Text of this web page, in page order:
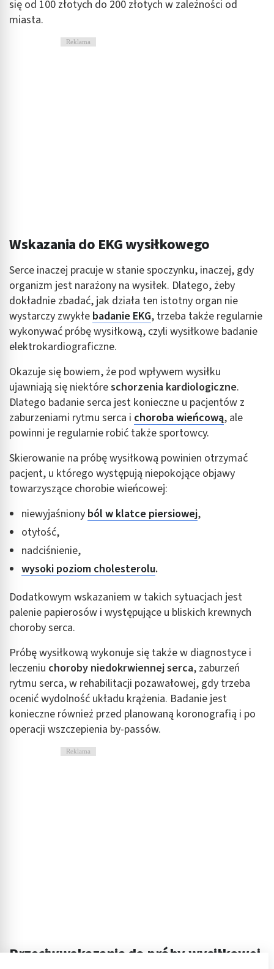
się od 100 złotych do 200 złotych w zależności od
miasta.
Reklama
Wskazania do EKG wysiłkowego
Serce inaczej pracuje w stanie spoczynku, inaczej, gdy
organizm jest narażony na wysiłek. Dlatego, żeby
dokładnie zbadać, jak działa ten istotny organ nie
wystarczy zwykłe badanie EKG, trzeba także regularnie
wykonywać próbę wysiłkową, czyli wysiłkowe badanie
elektrokardiograficzne.
Okazuje się bowiem, że pod wpływem wysiłku
ujawniają się niektóreschorzenia kardiologiczne.
Dlatego badanie serca jest konieczne u pacjentów z
zaburzeniami rytmu serca i choroba wieńcową, ale
powinni je regularnie robić także sportowcy.
Skierowanie na próbę wysiłkową powinien otrzymać
pacjent, u którego występują niepokojące objawy
towarzyszące chorobie wieńcowej:
niewyjaśniony ból w klatce piersiowej,
otyłość,
nadciśnienie,
wysoki poziom cholesterolu.
Dodatkowym wskazaniem w takich sytuacjach jest
palenie papierosów i występujące u bliskich krewnych
choroby serca.
Próbę wysiłkową wykonuje się także w diagnostyce i
leczeniu choroby niedokrwiennej serca, zaburzeń
rytmu serca, w rehabilitacji pozawałowej, gdy trzeba
ocenić wydolność układu krążenia. Badanie jest
konieczne również przed planowaną koronografią i po
operacji wszczepienia by-passów.
Reklama
Przeciwwskazania do próby wysiłkowej